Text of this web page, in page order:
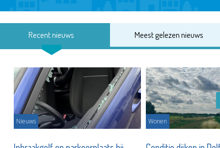
Recent nieuws Meest gelezen nieuws
Nieuws Wonen